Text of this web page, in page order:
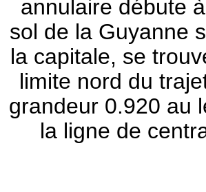
annulaire débute
sol de la Guyanne
la capitale, se
limite nord du
grandeur 0.920 au
la ligne de